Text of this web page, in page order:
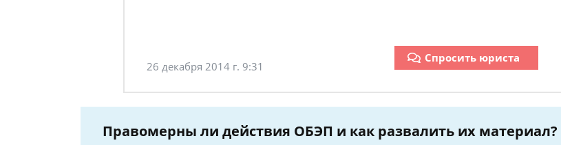
26 декабря 2014 г. 9:31
Спросить юриста
Правомерны ли действия ОБЭП и как развалить их материал?